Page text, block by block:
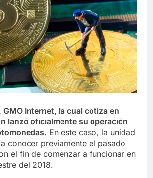
GMO Internet, la cual cotiza en
lanzó oficialmente su operación
En este caso, la unidad
conocer previamente el pasado
el fin de comenzar a funcionar en
del 2018.